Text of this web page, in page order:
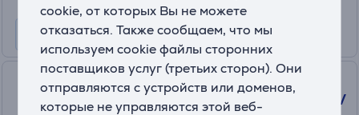
cookie, от которых Вы не можете
отказаться. Также сообщаем, что мы
используем cookie файлы сторонних
поставщиков услуг (третьих сторон). Они
отправляются с устройств или доменов,
которые не управляются этой веб-
Tefal Infinity Mix+, 1600 Вт,
1,75 л + 600 мл, серебристый/